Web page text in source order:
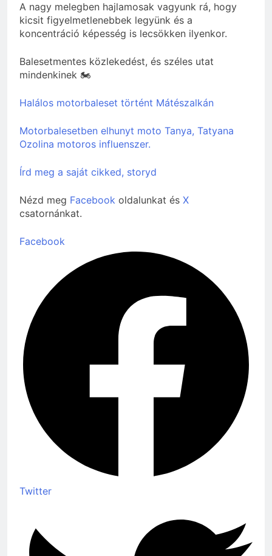
A nagy melegben hajlamosak vagyunk rá, hogy
kicsit figyelmetlenebbek legyünk és a
koncentráció képesség is lecsökken ilyenkor.
Balesetmentes közlekedést, és széles utat
mindenkinek 🏍
Halálos motorbaleset történt Mátészalkán
Motorbalesetben elhunyt moto Tanya, Tatyana
Ozolina motoros influenszer.
Írd meg a saját cikked, storyd
Nézd meg Facebook oldalunkat és X
csatornánkat.
Facebook
Twitter